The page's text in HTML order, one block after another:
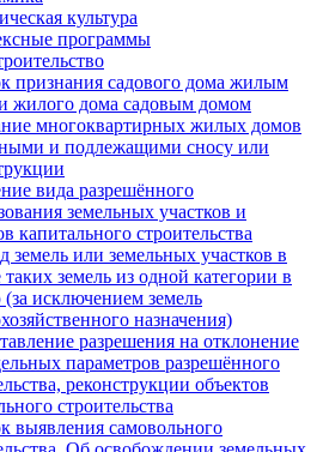
культура
программы
признания садового дома жилым
жилого дома садовым домом
многоквартирных жилых домов
и подлежащими сносу или
вида разрешённого
земельных участков и
капитального строительства
земель или земельных участков в
таких земель из одной категории в
исключением земель
назначения)
разрешения на отклонение
параметров разрешённого
реконструкции объектов
строительства
выявления самовольного